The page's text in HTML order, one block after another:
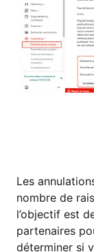
Les
nombre de
l’objectif est
partenaires
déterminer si